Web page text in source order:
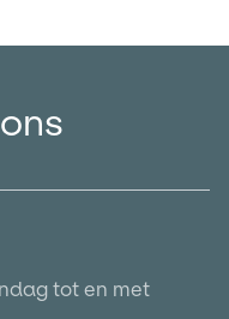
tot en met